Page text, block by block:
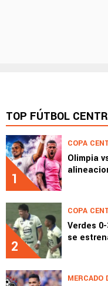
TOP FÚTBOL
1
COPA
Olimpia
2
COPA
Verdes
se
MERCADO